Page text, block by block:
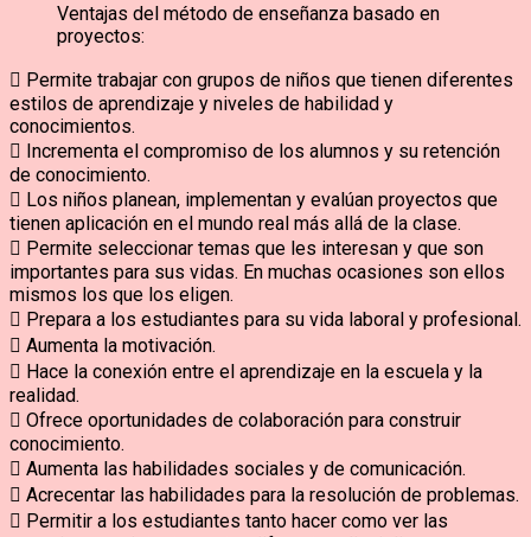
Ventajas del método de enseñanza basado en
proyectos:
 Permite trabajar con grupos de niños que tienen diferentes
estilos de aprendizaje y niveles de habilidad y
conocimientos.
 Incrementa el compromiso de los alumnos y su retención
de conocimiento.
 Los niños planean, implementan y evalúan proyectos que
tienen aplicación en el mundo real más allá de la clase.
 Permite seleccionar temas que les interesan y que son
importantes para sus vidas. En muchas ocasiones son ellos
mismos los que los eligen.
 Prepara a los estudiantes para su vida laboral y profesional.
 Aumenta la motivación.
 Hace la conexión entre el aprendizaje en la escuela y la
realidad.
 Ofrece oportunidades de colaboración para construir
conocimiento.
 Aumenta las habilidades sociales y de comunicación.
 Acrecentar las habilidades para la resolución de problemas.
 Permitir a los estudiantes tanto hacer como ver las